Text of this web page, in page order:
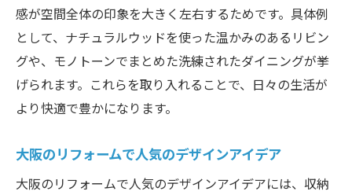
感が空間全体の印象を大きく左右するためです。具体例
として、ナチュラルウッドを使った温かみのあるリビン
グや、モノトーンでまとめた洗練されたダイニングが挙
げられます。これらを取り入れることで、日々の生活が
より快適で豊かになります。
大阪のリフォームで人気のデザインアイデア
大阪のリフォームで人気のデザインアイデアには、収納